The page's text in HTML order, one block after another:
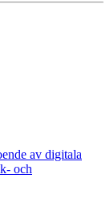
av digitala
och